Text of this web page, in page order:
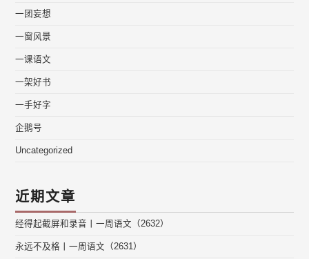
一团妄想
一窗风景
一课语文
一架好书
一手好字
企鹅号
Uncategorized
近期文章
经得起截屏和录音丨一周语文（2632）
永远不及格丨一周语文（2631）